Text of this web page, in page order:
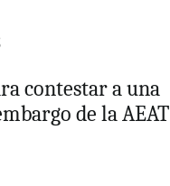
contestar a una
de la AEAT